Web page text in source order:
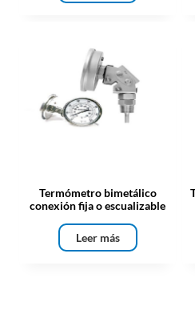
Termómetro bimetálico
conexión fija o escualizable
Leer más